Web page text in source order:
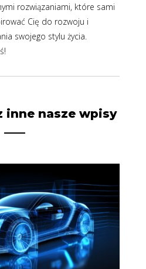
rozwiązaniami, które sami
Cię do rozwoju i
swojego stylu życia.
inne nasze wpisy